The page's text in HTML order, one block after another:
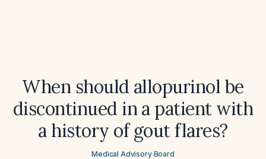
When should allopurinol be
discontinued in a patient with
a history of gout flares?
Medical Advisory Board